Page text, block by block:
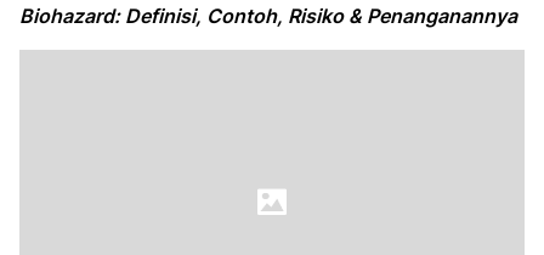
Biohazard: Definisi, Contoh, Risiko & Penanganannya